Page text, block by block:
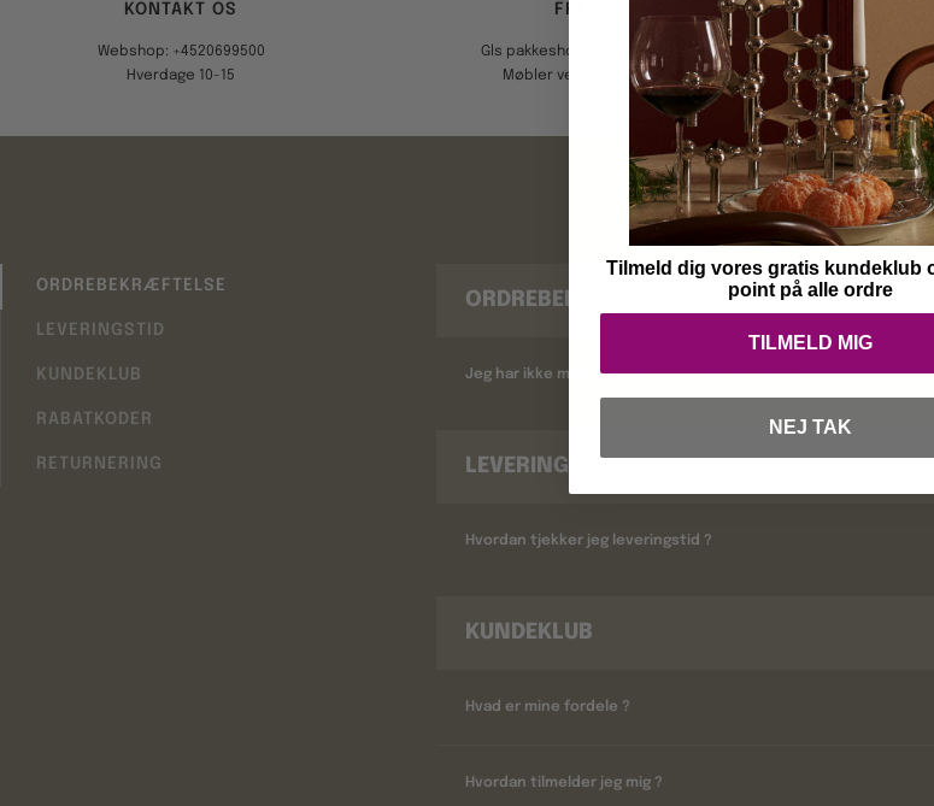
KONTAKT OS
Webshop: +4520699500
Hverdage 10-15
FRI FRAGT
Gls pakkeshop ved køb over 499,-
Møbler ved køb over 3999,-
Optjen
FAQ
ORDREBEKRÆFTELSE
LEVERINGSTID
KUNDEKLUB
RABATKODER
RETURNERING
ORDREBEKRÆFTELSE
Jeg har ikke modtaget en ordrebekræftelse ?
LEVERINGSTID
Hvordan tjekker jeg leveringstid ?
KUNDEKLUB
Hvad er mine fordele ?
Hvordan tilmelder jeg mig ?
Tilmeld dig vores gratis kundeklub
point på alle ordre
TILMELD MIG
NEJ TAK